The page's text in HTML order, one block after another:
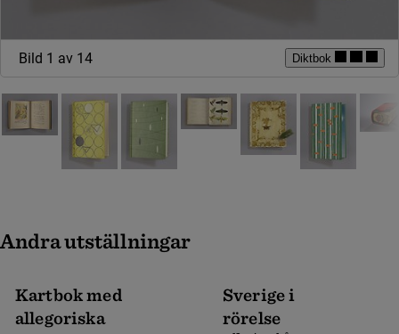
Bild 1 av 14 Diktbok
Andra utställningar
Kartbok med
allegoriska
Sverige i
rörelse